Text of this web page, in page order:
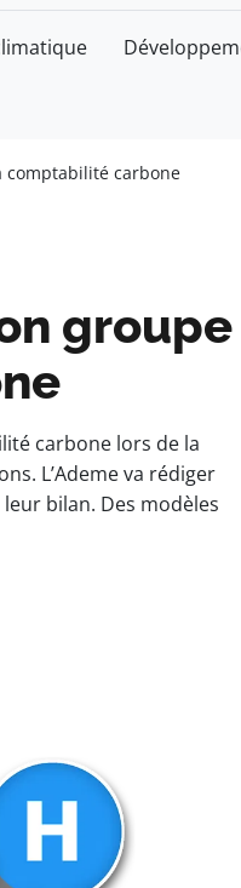
comptabilité carbone
groupe
carbone lors de la
L’Ademe va rédiger
bilan. Des modèles